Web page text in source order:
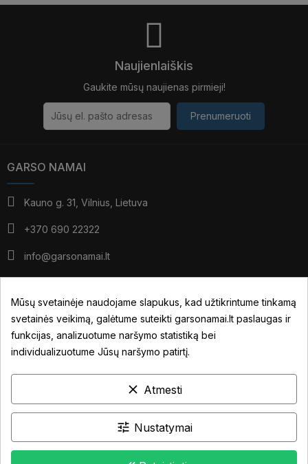
Naujienlaiškis
Gaukite mūsų naujienas pirmieji!
Prenumeruoti
GARSO NAMAI
Kauno g. 31, Vilnius, Lietuva
+370 690 22322
info@garsonamai.lt
V: 10:00 - 18:00
*pietūs: 14:00 - 15:00
VI: pagal susitarimą
INFORMACIJA
Mūsų svetainėje naudojame slapukus, kad užtikrintume tinkamą
svetainės veikimą, galėtume suteikti garsonamai.lt paslaugas ir
funkcijas, analizuotume naršymo statistiką bei
individualizuotume Jūsų naršymo patirtį.
clear Atmesti
tune Nustatymai